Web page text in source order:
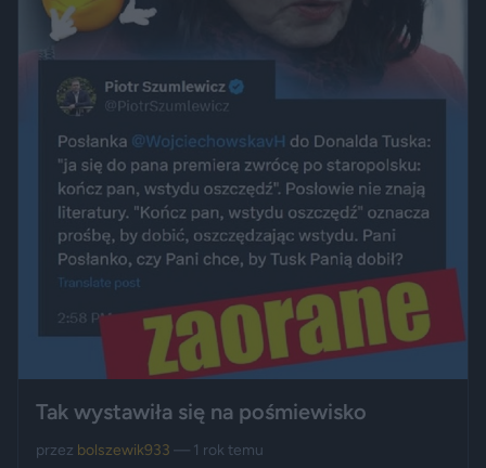
Tak wystawiła się na pośmiewisko
przez bolszewik933 — 1 rok temu